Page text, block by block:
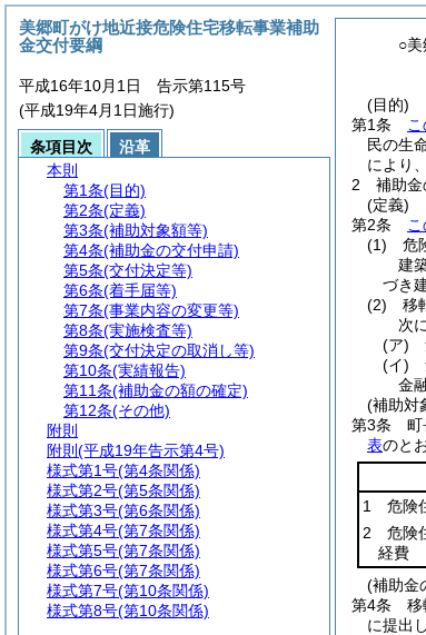
○
(目的)
第1条
民の生
により
2
補助金
(定義)
第2条
(1)
危
建
づき
(2)
移
次
(ア)
(イ)
金
(補助対
第3条
町
表のと
1 危険
2 危険
経費
(補助金
第4条
移
に提出
美郷町がけ地近接危険住宅移転事業補助
金交付要綱
平成16年10月1日 告示第115号
(平成19年4月1日施行)
条項目次
沿革
本則
第1条(目的)
第2条(定義)
第3条(補助対象額等)
第4条(補助金の交付申請)
第5条(交付決定等)
第6条(着手届等)
第7条(事業内容の変更等)
第8条(実施検査等)
第9条(交付決定の取消し等)
第10条(実績報告)
第11条(補助金の額の確定)
第12条(その他)
附則
附則 (平成19年告示第4号)
様式第1号(第4条関係)
様式第2号(第5条関係)
様式第3号(第6条関係)
様式第4号(第7条関係)
様式第5号(第7条関係)
様式第6号(第7条関係)
様式第7号(第10条関係)
様式第8号(第10条関係)